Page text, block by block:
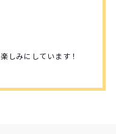
しみにしています！